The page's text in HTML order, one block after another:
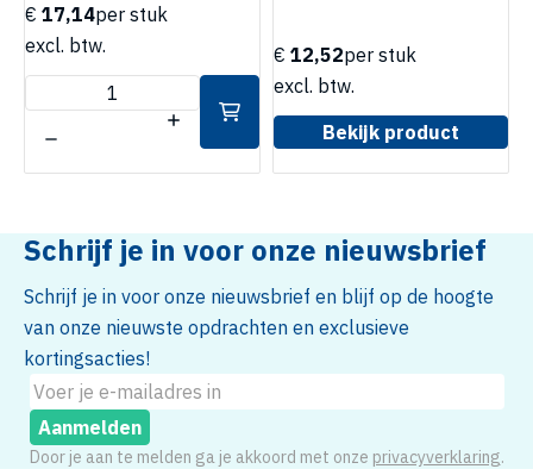
€ 17,14per stuk
excl. btw.
€ 12,52per stuk
excl. btw.
Bekijk product
Schrijf je in voor onze nieuwsbrief
Schrijf je in voor onze nieuwsbrief en blijf op de hoogte
van onze nieuwste opdrachten en exclusieve
kortingsacties!
Aanmelden
Door je aan te melden ga je akkoord met onze privacyverklaring.